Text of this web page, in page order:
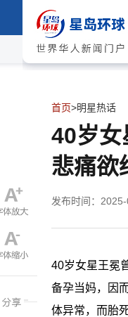
首页>明星热话
40岁女
悲痛欲
发布时间：
40岁女星王冕
备孕当妈，因
体异常，而胎